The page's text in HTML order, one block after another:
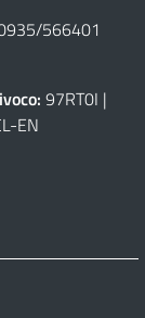
566401
97RT0I |
EN